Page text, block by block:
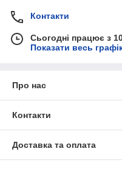
Контакти
Сьогодні працює з
Показати весь
Про нас
Контакти
Доставка та оплата